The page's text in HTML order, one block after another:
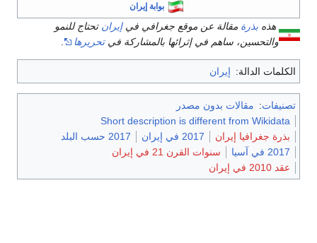
بوابة إيران
هذه بذرة مقالة عن موقع جغرافي فيإيران تحتاج للنمو
والتحسين، ساهم في إثرائها بالمشاركة فيتحريرها
الكلمات الدالة: إيران
تصنيفات: مقالات بدون مصدر
Short description is different from Wikidata
بذرة جغرافيا إيران
2017 في إيران
2017 حسب البلد
2017 في آسيا
سنوات القرن 21 في إيران
عقد 2010 في إيران